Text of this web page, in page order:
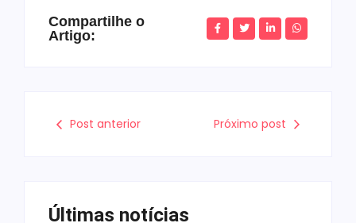
Compartilhe o
Artigo:
Post anterior Próximo post
Últimas notícias